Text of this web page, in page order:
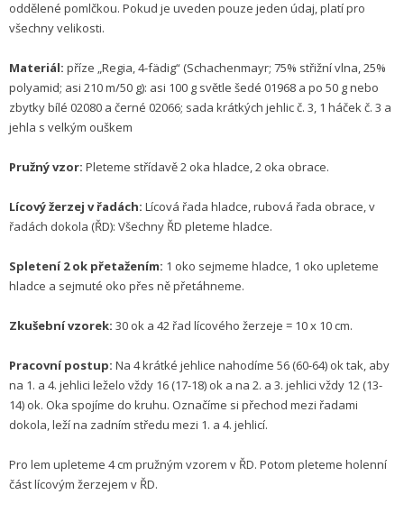
oddělené pomlčkou. Pokud je uveden pouze jeden údaj, platí pro
všechny velikosti.
Materiál: příze „Regia, 4-fädig“ (Schachenmayr; 75% střižní vlna, 25%
polyamid; asi 210 m/50 g): asi 100 g světle šedé 01968 a po 50 g nebo
zbytky bílé 02080 a černé 02066; sada krátkých jehlic č. 3, 1 háček č. 3 a
jehla s velkým ouškem
Pružný vzor: Pleteme střídavě 2 oka hladce, 2 oka obrace.
Lícový žerzej v řadách: Lícová řada hladce, rubová řada obrace, v
řadách dokola (ŘD): Všechny ŘD pleteme hladce.
Spletení 2 ok přetažením: 1 oko sejmeme hladce, 1 oko upleteme
hladce a sejmuté oko přes ně přetáhneme.
Zkušební vzorek: 30 ok a 42 řad lícového žerzeje = 10 x 10 cm.
Pracovní postup: Na 4 krátké jehlice nahodíme 56 (60-64) ok tak, aby
na 1. a 4. jehlici leželo vždy 16 (17-18) ok a na 2. a 3. jehlici vždy 12 (13-
14) ok. Oka spojíme do kruhu. Označíme si přechod mezi řadami
dokola, leží na zadním středu mezi 1. a 4. jehlicí.
Pro lem upleteme 4 cm pružným vzorem v ŘD. Potom pleteme holenní
část lícovým žerzejem v ŘD.